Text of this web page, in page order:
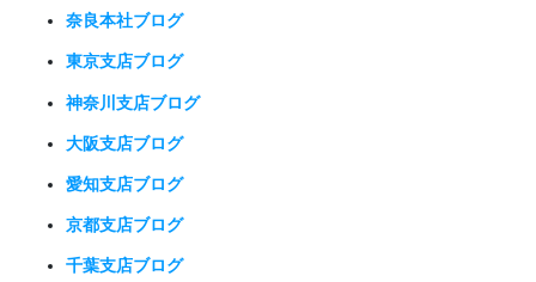
奈良本社ブログ
東京支店ブログ
神奈川支店ブログ
大阪支店ブログ
愛知支店ブログ
京都支店ブログ
千葉支店ブログ